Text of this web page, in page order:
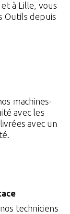
à Lille, vous
Outils depuis
machines-
avec les
avec un
techniciens